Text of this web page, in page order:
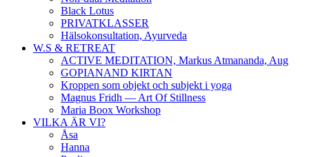
Black Lotus
PRIVATKLASSER
Hälsokonsultation, Ayurveda
W.S & RETREAT
ACTIVE MEDITATION, Markus Atmananda, Aug
GOPIANAND KIRTAN
Kroppen som objekt och subjekt i yoga
Magnus Fridh — Art Of Stillness
Maria Boox Workshop
VILKA ÄR VI?
Åsa
Hanna